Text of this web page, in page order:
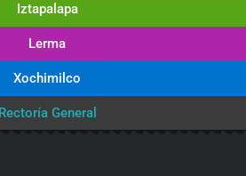
Iztapalapa
Lerma
Xochimilco
Rectoría General